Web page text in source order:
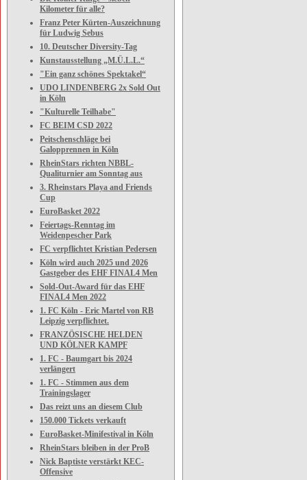
Kilometer für alle?
Franz Peter Kürten-Auszeichnung
für Ludwig Sebus
10. Deutscher Diversity-Tag
Kunstausstellung „M.Ü.L.L.“
"Ein ganz schönes Spektakel“
UDO LINDENBERG 2x Sold Out
in Köln
"Kulturelle Teilhabe"
FC BEIM CSD 2022
Peitschenschläge bei
Galopprennen in Köln
RheinStars richten NBBL-
Qualiturnier am Sonntag aus
3. Rheinstars Playa and Friends
Cup
EuroBasket 2022
Feiertags-Renntag im
Weidenpescher Park
FC verpflichtet Kristian Pedersen
Köln wird auch 2025 und 2026
Gastgeber des EHF FINAL4 Men
Sold-Out-Award für das EHF
FINAL4 Men 2022
1. FC Köln - Eric Martel von RB
Leipzig verpflichtet.
FRANZÖSISCHE HELDEN
UND KÖLNER KAMPF
1. FC - Baumgart bis 2024
verlängert
1. FC - Stimmen aus dem
Trainingslager
Das reizt uns an diesem Club
150.000 Tickets verkauft
EuroBasket-Minifestival in Köln
RheinStars bleiben in der ProB
Nick Baptiste verstärkt KEC-
Offensive